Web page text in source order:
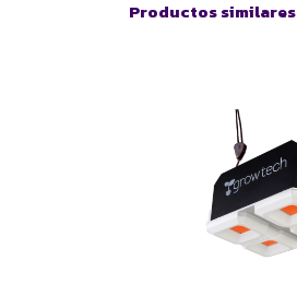
Productos similares